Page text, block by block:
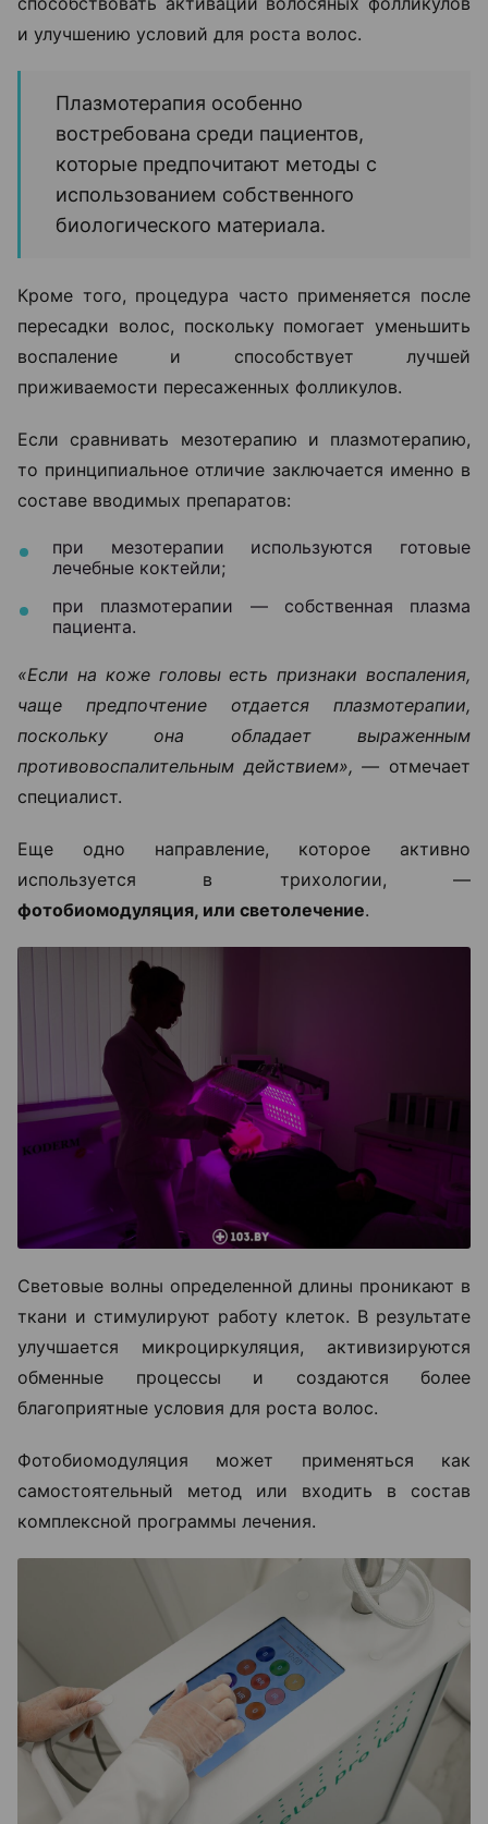
и улучшению условий для роста волос.
Плазмотерапия особенно
востребована среди пациентов,
которые предпочитают методы с
использованием собственного
биологического материала.
Кроме того, процедура часто применяется после
пересадки волос, поскольку помогает уменьшить
воспаление и способствует лучшей
приживаемости пересаженных фолликулов.
Если сравнивать мезотерапию и плазмотерапию,
то принципиальное отличие заключается именно в
составе вводимых препаратов:
при мезотерапии используются готовые
лечебные коктейли;
при плазмотерапии — собственная плазма
пациента.
«Если на коже головы есть признаки воспаления,
чаще предпочтение отдается плазмотерапии,
поскольку она обладает выраженным
противовоспалительным действием», — отмечает
специалист.
Еще одно направление, которое активно
используется в трихологии, —
фотобиомодуляция, или светолечение.
Световые волны определенной длины проникают в
ткани и стимулируют работу клеток. В результате
улучшается микроциркуляция, активизируются
обменные процессы и создаются более
благоприятные условия для роста волос.
Фотобиомодуляция может применяться как
самостоятельный метод или входить в состав
комплексной программы лечения.